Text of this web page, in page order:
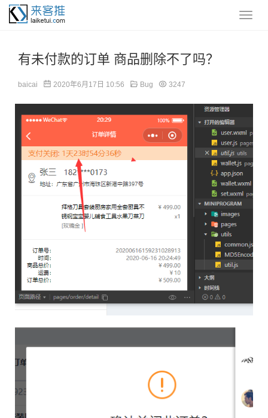
有未付款的订单 商品删除不了吗？
baicai 2020年6月17日 10:56 Bug 3247